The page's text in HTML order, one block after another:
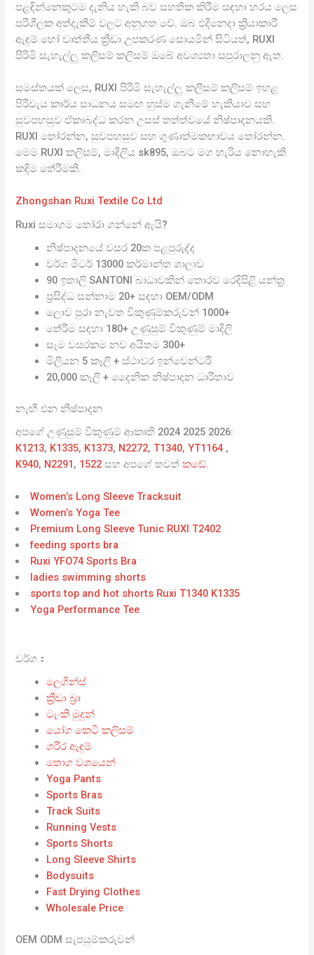
පළඳින්නෙකුටම දැනිය හැකි බව සහතික කිරීම සඳහා හරය ලෙස
පරිශීලක අත්දැකීම් වලට අනුගත වේ. ඔබ එදිනෙදා ක්‍රියාකාරී
ඇඳුම් හෝ වෘත්තීය ක්‍රීඩා උපකරණ සොයමින් සිටියත්, RUXI
පිරිමි සැහැල්ලු කලිසම් කලිසම් ඔබේ අවශ්‍යතා සපුරාලනු ඇත.
සමස්තයක් ලෙස, RUXI පිරිමි සැහැල්ලු කලිසම් කලිසම් ඉහළ
පිරිවැය කාර්ය සාධනය සමඟ හුස්ම ගැනීමේ හැකියාව සහ
සුවපහසුව ඒකාබද්ධ කරන උසස් තත්ත්වයේ නිෂ්පාදනයකි.
RUXI තෝරන්න, සුවපහසුව සහ ගුණාත්මකභාවය තෝරන්න.
මෙම RUXI කලිසම්, මාදිලිය sk895, ඔබට මග හැරිය නොහැකි
කදිම තේරීමකි.
Zhongshan Ruxi Textile Co Ltd
Ruxi සමාගම තෝරා ගන්නේ ඇයි?
නිෂ්පාදනයේ වසර 20ක පළපුරුද්ද
වර්ග මීටර් 13000 කර්මාන්ත ශාලාව
90 ඉතාලි SANTONI බාධාවකින් තොරව රෙදිපිළි යන්ත්‍ර
ප්‍රසිද්ධ සන්නාම 20+ සඳහා OEM/ODM
ලොව පුරා නැවත විකුණුම්කරුවන් 1000+
තේරීම සඳහා 180+ උණුසුම් විකුණුම් මාදිලි
සෑම වසරකම නව අයිතම 300+
මිලියන 5 කෑලි + ස්ථාවර ඉන්වෙන්ටරි
20,000 කෑලි + දෛනික නිෂ්පාදන ධාරිතාව
නැඟී එන නිෂ්පාදන
අපගේ උණුසුම් විකුණුම් ආකෘති 2024 2025 2026:
K1213, K1335, K1373, N2272,T1340,YT1164 ,
K940, N2291, 1522සහ අපගේ තවත්කඩේ.
Women’s Long Sleeve Tracksuit
Women’s Yoga Tee
Premium Long Sleeve Tunic RUXI T2402
feeding sports bra
Ruxi YFO74 Sports Bra
ladies swimming shorts
sports top and hot shorts Ruxi T1340 K1335
Yoga Performance Tee
වර්ග：
ලෙගින්ස්
ක්‍රීඩා බ්‍රා
ටැංකි මුදුන්
යෝග කෙටි කලිසම්
ශරීර ඇඳුම්
තොග වශයෙන්
Yoga Pants
Sports Bras
Track Suits
Running Vests
Sports Shorts
Long Sleeve Shirts
Bodysuits
Fast Drying Clothes
Wholesale Price
OEM ODM සැපයුම්කරුවන්